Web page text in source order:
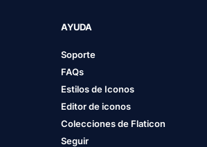
AYUDA
Soporte
FAQs
Estilos de Iconos
Editor de iconos
Colecciones de Flaticon
Seguir